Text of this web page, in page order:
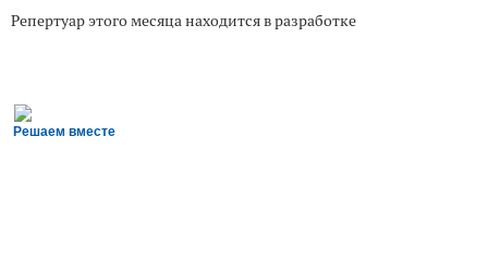
Репертуар этого месяца находится в разработке
Решаем вместе